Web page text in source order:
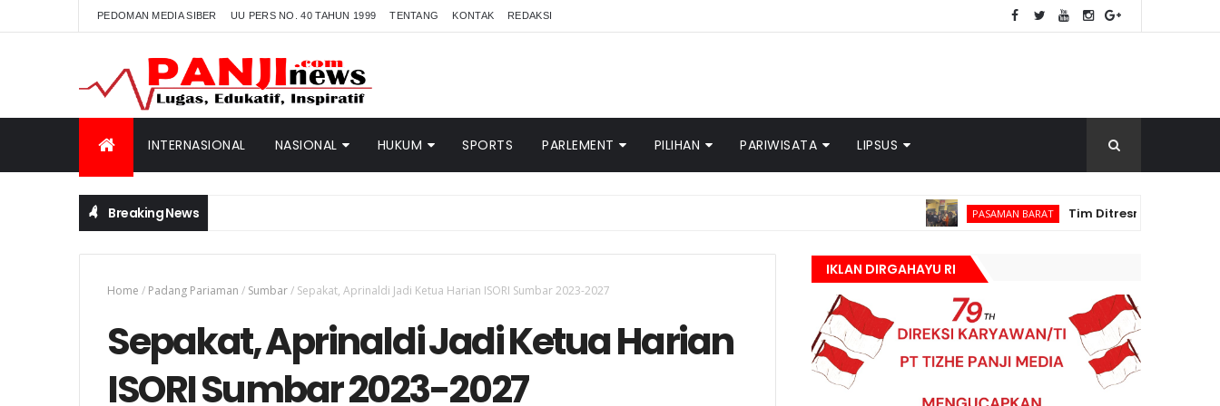
PEDOMAN MEDIA SIBER UU PERS NO. 40 TAHUN 1999 TENTANG KONTAK REDAKSI
INTERNASIONAL NASIONAL HUKUM SPORTS PARLEMENT PILIHAN PARIWISATA LIPSUS
Breaking News PASAMAN BARAT Tim Ditresnarkoba Polda Sumbar
Home / Padang Pariaman / Sumbar/ Sepakat, Aprinaldi Jadi Ketua Harian ISORI Sumbar 2023-2027
Sepakat, Aprinaldi Jadi Ketua Harian
ISORI Sumbar 2023-2027
IKLAN DIRGAHAYU RI